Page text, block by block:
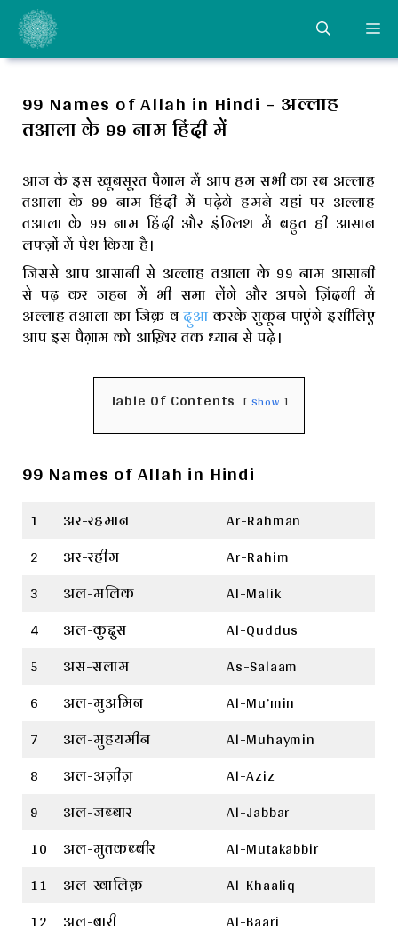
Skip
content
99 Names of Allah in Hindi – अल्लाह
तआला के 99 नाम हिंदी में
आज के इस खूबसूरत पैगाम में आप हम सभी का रब अल्लाह
तआला के 99 नाम हिंदी में पढ़ेगे हमने यहां पर अल्लाह
तआला के 99 नाम हिंदी और इंग्लिश में बहुत ही आसान
लफ्ज़ों में पेश किया है।
जिससे आप आसानी से अल्लाह तआला के 99 नाम आसानी
से पढ़ कर जहन में भी समा लेंगे और अपने ज़िंदगी में
अल्लाह तआला का जिक्र वदुआकरके सुकून पाएंगे इसीलिए
आप इस पैग़ाम को आख़िर तक ध्यान से पढ़े।
Table Of Contents Show
99 Names of Allah in Hindi
1 अर-रहमान
Ar-Rahman
2
अर-रहीम
Ar-Rahim
3
अल-मलिक
Al-Malik
4
अल-कुद्दुस
Al-Quddus
5
अस-सलाम
As-Salaam
6
अल-मुअमिन
Al-Mu’min
7
अल-मुहयमीन
Al-Muhaymin
8
अल-अज़ीज़
Al-Aziz
9
अल-जब्बार
Al-Jabbar
10
अल-मुतकब्बीर
Al-Mutakabbir
11
अल-खालिक़
Al-Khaaliq
12
अल-बारी
Al-Baari